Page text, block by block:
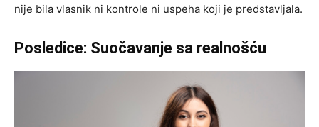
nije bila vlasnik ni kontrole ni uspeha koji je predstavljala.
Posledice: Suočavanje sa realnošću